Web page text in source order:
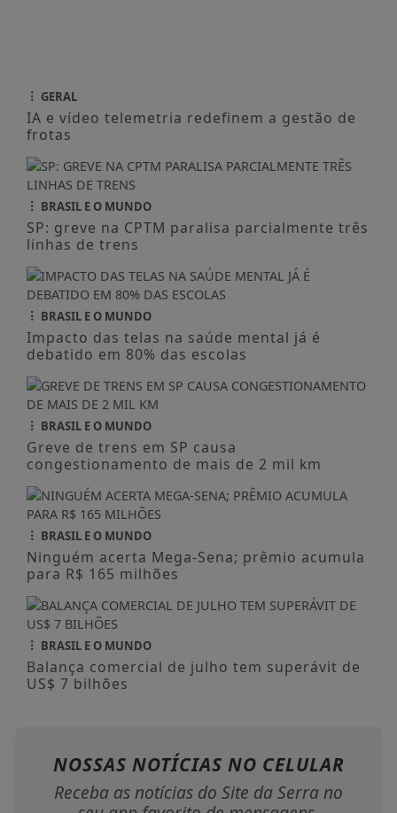
BRASIL E O MUNDO
Impacto das telas na saúde mental já é
BRASIL E O MUNDO
Greve de trens em SP causa
BRASIL E O MUNDO
Ninguém acerta Mega-Sena; prêmio acumula
BRASIL E O MUNDO
Balança comercial de julho tem superávit de
US$ 7 bilhões
NOSSAS NOTÍCIASNO CELULAR
Receba as notícias do Site da Serra no
seu app favorito de mensagens.